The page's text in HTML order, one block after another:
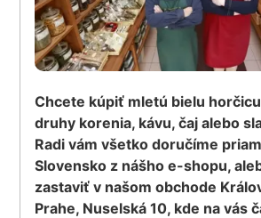
Chcete kúpiť mletú bielu
druhy korenia, kávu, čaj alebo
Radi vám všetko doručíme
Slovensko z nášho e-shopu,
zastaviť v našom obchode
Prahe, Nuselská 10, kde na vás